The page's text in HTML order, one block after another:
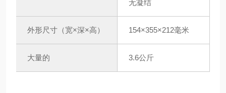
无凝结
外形尺寸（宽×深×高） 154×355×212毫米
大量的 3.6公斤